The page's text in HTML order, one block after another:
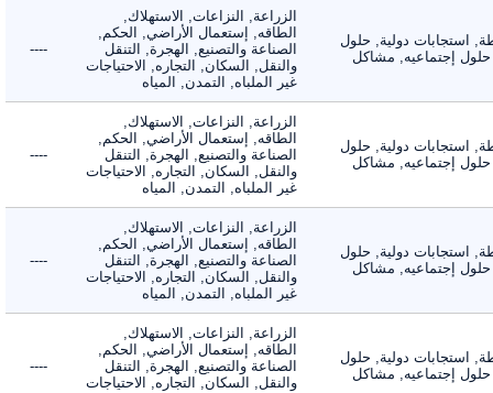
استجابات دولية, حلول
إجتماعيه, مشاكل
الزراعة, النزاعات, الاستهلاك,
الطاقه, إستعمال الأراضي, الحكم,
الصناعة والتصنيع, الهجرة, التنقل
والنقل, السكان, التجاره, الاحتياجات
غير الملباه, التمدن, المياه
----
استجابات دولية, حلول
إجتماعيه, مشاكل
الزراعة, النزاعات, الاستهلاك,
الطاقه, إستعمال الأراضي, الحكم,
الصناعة والتصنيع, الهجرة, التنقل
والنقل, السكان, التجاره, الاحتياجات
غير الملباه, التمدن, المياه
----
استجابات دولية, حلول
إجتماعيه, مشاكل
الزراعة, النزاعات, الاستهلاك,
الطاقه, إستعمال الأراضي, الحكم,
الصناعة والتصنيع, الهجرة, التنقل
والنقل, السكان, التجاره, الاحتياجات
غير الملباه, التمدن, المياه
----
استجابات دولية, حلول
إجتماعيه, مشاكل
الزراعة, النزاعات, الاستهلاك,
الطاقه, إستعمال الأراضي, الحكم,
الصناعة والتصنيع, الهجرة, التنقل
والنقل, السكان, التجاره, الاحتياجات
----